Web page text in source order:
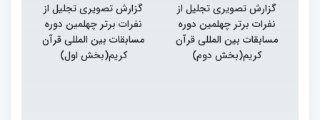
گزارش تصویری تجلیل از
نفرات برتر چهلمین دوره
مسابقات بین المللی قرآن
کریم(بخش دوم)
گزارش تصویری تجلیل از
نفرات برتر چهلمین دوره
مسابقات بین المللی قرآن
کریم(بخش اول)